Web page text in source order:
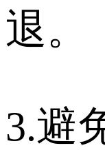
退。
3.避